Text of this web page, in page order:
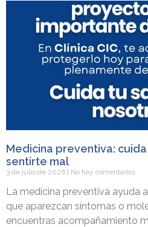
Medicina preventiva:
sentirte mal
3 de julio de 2026 No hay comentarios
La medicina preventiva ayuda
que aparezcan síntomas o
encuentras acompañamiento